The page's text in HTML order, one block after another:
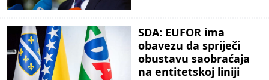
SDA: EUFOR ima
obavezu da spriječi
obustavu saobraćaja
na entitetskoj liniji